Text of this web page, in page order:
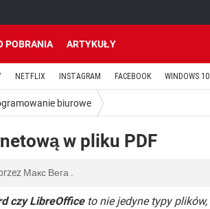
POBRANIA ARTYKUŁY
NETFLIX INSTAGRAM FACEBOOK WINDOWS 10
biurowe
w pliku PDF
Макс Вега .
czy LibreOfficeto nie jedyne typy plików,